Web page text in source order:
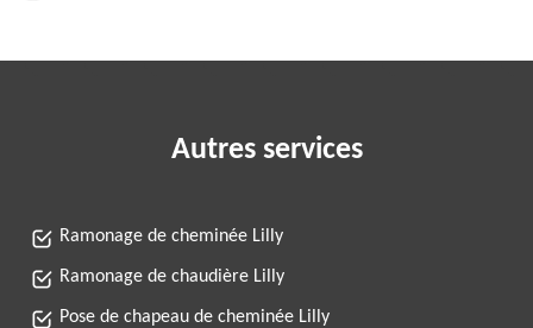
Autres services
Ramonage de cheminée Lilly
Ramonage de chaudière Lilly
Pose de chapeau de cheminée Lilly